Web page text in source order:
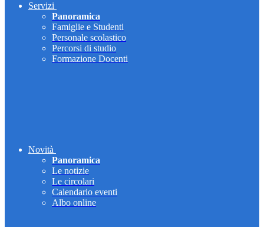
Servizi
Panoramica
Famiglie e Studenti
Personale scolastico
Percorsi di studio
Formazione Docenti
Novità
Panoramica
Le notizie
Le circolari
Calendario eventi
Albo online